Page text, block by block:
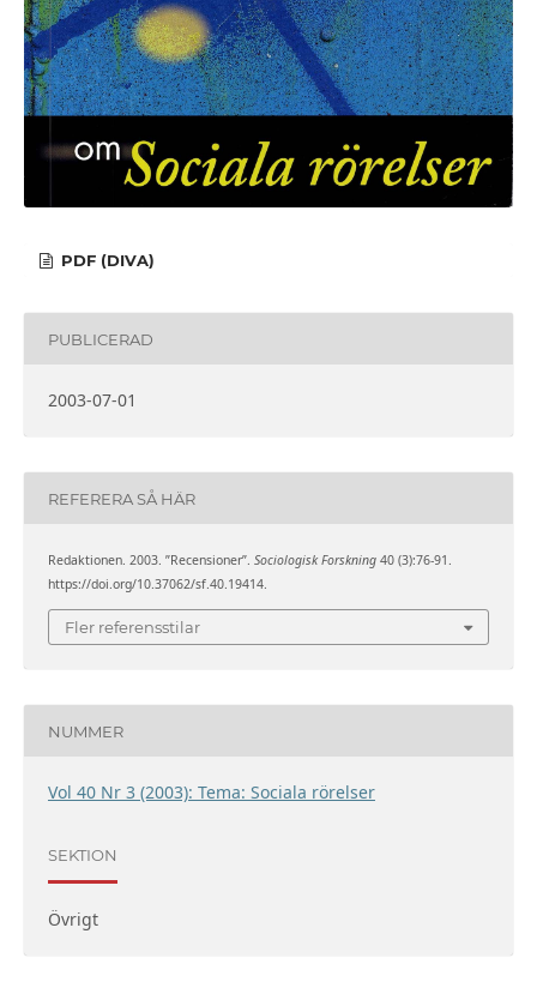
PDF (DIVA)
PUBLICERAD
2003-07-01
REFERERA SÅ HÄR
Redaktionen. 2003. ”Recensioner”. Sociologisk Forskning40 (3):76-91.
https://doi.org/10.37062/sf.40.19414.
Fler referensstilar
NUMMER
Vol 40 Nr 3 (2003): Tema: Sociala rörelser
SEKTION
Övrigt